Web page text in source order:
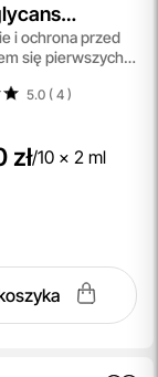
i ochrona przed
się pierwszych
5.0 ( 4)
zł/10 x 2 ml